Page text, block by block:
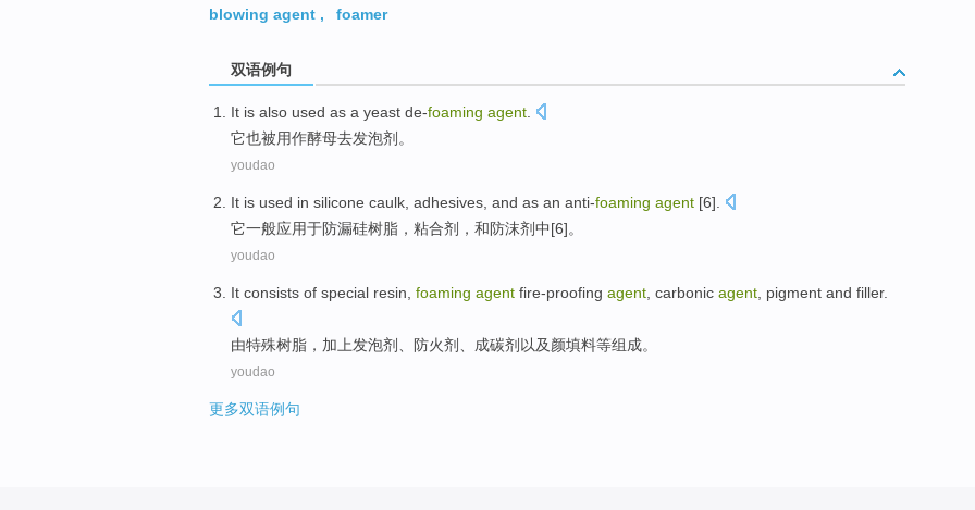
blowing agent , foamer
双语例句
It is also used as a yeast de-foaming agent.
它也被用作酵母去发泡剂 。
youdao
It is used in silicone caulk, adhesives and as an anti-foaming agent [6].
它一般应用于防漏硅树脂， 粘合剂 ， 和防沫剂中[6]。
youdao
It consists of special resin foaming agent fire-proofing agent , carbonic agent , pigment and filler.
由特殊树脂 ，加上发泡剂、 防火剂 、成碳剂 以及颜填料等组成。
youdao
更多双语例句